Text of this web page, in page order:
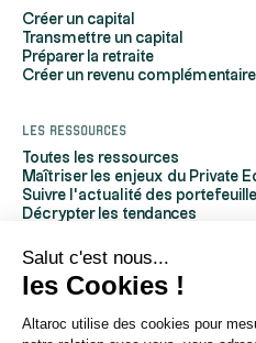
Salut c'est nous...
les Cookies !
Altaroc utilise des cookies pour
Créer un capital
Transmettre un capital
Préparer la retraite
Créer un revenu complémentaire
Les ressources
Toutes les ressources
Maîtriser les enjeux du Private
Suivre l'actualité des
Décrypter les tendances
Comprendre le Private Equity
Glossaire